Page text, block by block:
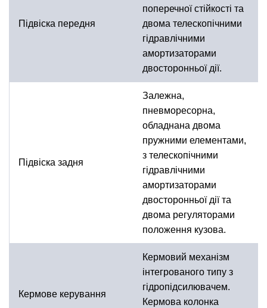
Підвіска передня
поперечної стійкості та
двома телескопічними
гідравлічними
амортизаторами
двосторонньої дії.
Підвіска задня
Залежна,
пневморесорна,
обладнана двома
пружними елементами,
з телескопічними
гідравлічними
амортизаторами
двосторонньої дії та
двома регуляторами
положення кузова.
Кермове керування
Кермовий механізм
інтегрованого типу з
гідропідсилювачем.
Кермова колонка